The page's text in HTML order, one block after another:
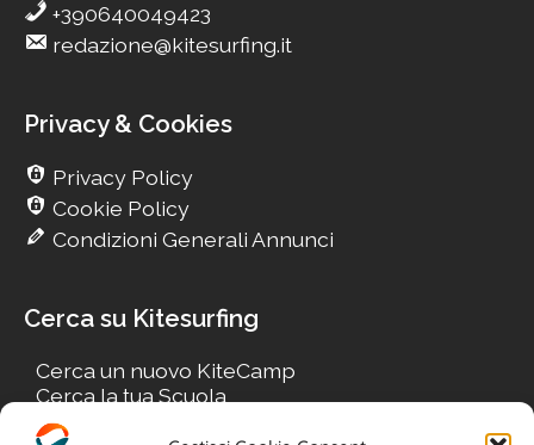
+390640049423
redazione@kitesurfing.it
Privacy & Cookies
Privacy Policy
Cookie Policy
Condizioni Generali Annunci
Cerca su Kitesurfing
Cerca un nuovo KiteCamp
Cerca la tua Scuola
Cerca il tuo KiteSpot